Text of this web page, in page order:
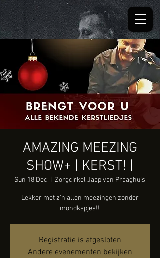
AMAZING MEEZING
SHOW+ | KERST! |
Sun 18 Dec Zorgcirkel Jaap van Praaghuis
Lekker met z'n allen meezingen zonder
mondkapjes!!
Registratie is afgesloten
Andere evenementen bekijken